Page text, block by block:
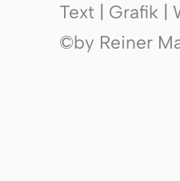
Text | Grafik |
©by Reiner